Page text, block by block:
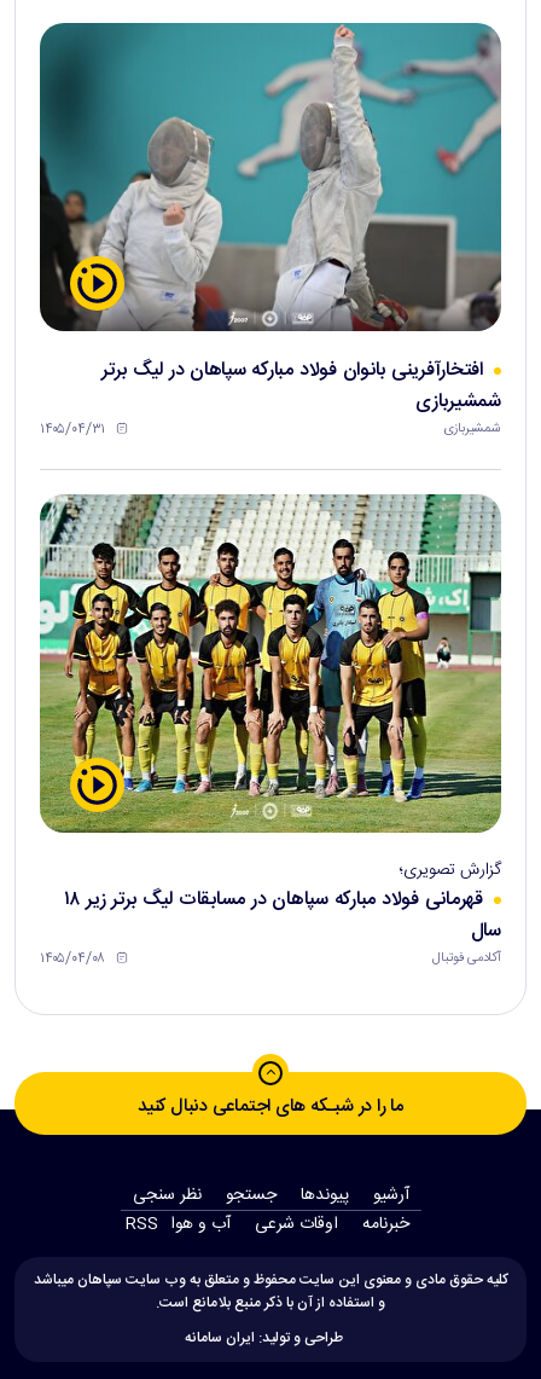
افتخارآفرینی بانوان فولاد مبارکه سپاهان در لیگ برتر
شمشیربازی
شمشیربازی ۱۴۰۵/۰۴/۳۱
گزارش تصویری؛
قهرمانی فولاد مبارکه سپاهان در مسابقات لیگ برتر زیر ۱۸
سال
آکادمی فوتبال ۱۴۰۵/۰۴/۰۸
ما را در شبـکه های اجتماعی دنبال کنید
آرشیو پیوندها جستجو
نظر سنجی
‫خبرنامه‬
اوقات شرعی آب و هوا RSS
کلیه حقوق مادی و معنوی این سایت محفوظ و متعلق به وب سایت سپاهان میباشد
و استفاده از آن با ذکر منبع بلامانع است.
طراحی و تولید: ایران سامانه